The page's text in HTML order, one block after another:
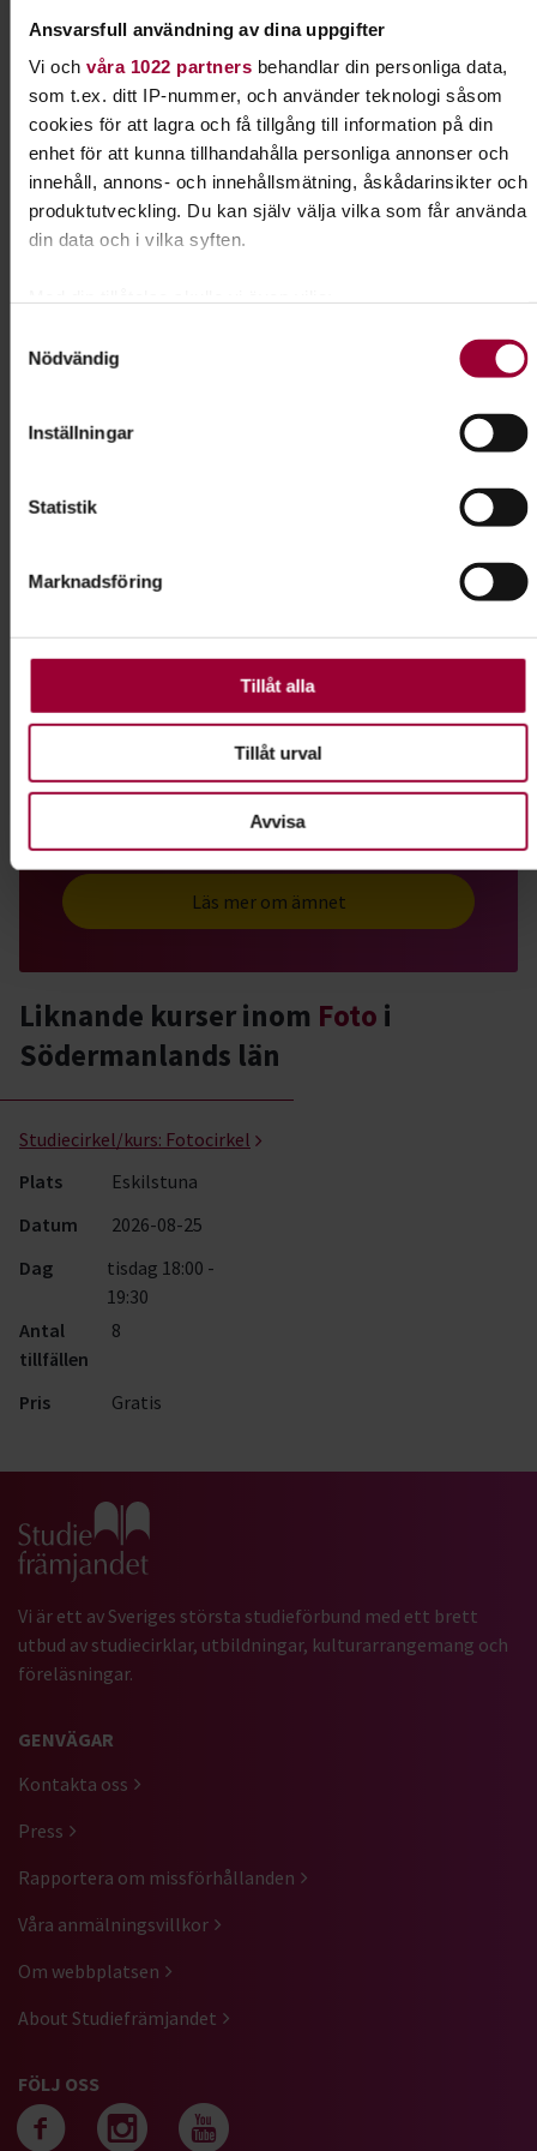
Ansvarsfull användning av dina uppgifter
Vi och våra 1022 partnersbehandlar din personliga data,
som t.ex. ditt IP-nummer, och använder teknologi såsom
cookies för att lagra och få tillgång till information på din
enhet för att kunna tillhandahålla personliga annonser och
innehåll, annons- och innehållsmätning, åskådarinsikter och
produktutveckling. Du kan själv välja vilka som får använda
din data och i vilka syften.
kan ha en noggrannhet på upp till flera meter
Ta reda på mer om hur dina personliga uppgifter behandlas
ändra eller dra tillbaka ditt samtycke när som helst från
För att du ska få en så bra upplevelse som möjligt
Nödvändig
Inställningar
Statistik
Marknadsföring
Tillåt alla
Tillåt urval
Avvisa
Grundtanken för den här fotocirkeln är att vi tillsammans
skapar den samvaro och innehåll vi tillsammans kommer
fram till vad vi vill ha.
Studiecirkeln är kostnadsfri för alla deltagare.
Kursledare
Kontakt
Aleksandar Prodanovic
Dela: Facebook LinkedIn E-mail
Digitalt foto
Bli en kreativ, kunnig och skarpsynt fotograf. Ju
utveckla dina bilder och låta kreativiteten flöda.
Läs mer om ämnet
Liknande kurser inom Foto i
Södermanlands län
Studiecirkel/kurs: Fotocirkel
Plats
Eskilstuna
Datum
2026-08-25
Dag
tisdag 18:00 -
19:30
Antal
tillfällen
8
Pris Gratis
Gå till studiefrämjandets startsida
Vi är ett av Sveriges största studieförbund med ett brett
utbud av studiecirklar, utbildningar, kulturarrangemang och
föreläsningar.
GENVÄGAR
Kontakta oss
Press
Rapportera om missförhållanden
Våra anmälningsvillkor
Om webbplatsen
About Studiefrämjandet
FÖLJ OSS